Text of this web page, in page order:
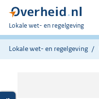
U
bent
hier:
Lokale wet- en regelgeving
Lokale wet- en regelgeving